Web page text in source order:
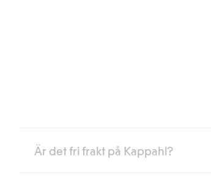
Är det fri frakt på Kappahl?